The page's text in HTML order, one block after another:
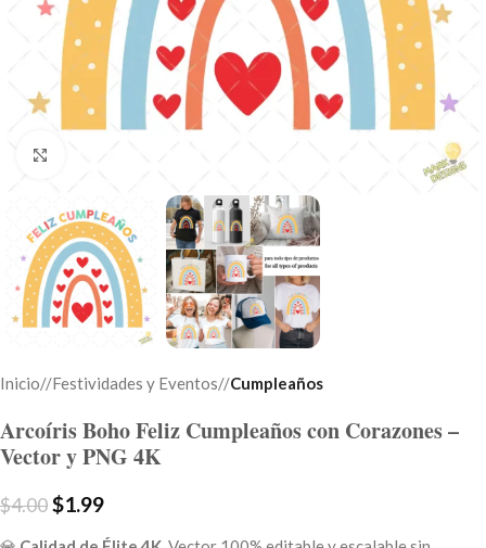
Inicio/ Festividades y Eventos/ Cumpleaños
Arcoíris Boho Feliz Cumpleaños con Corazones –
Vector y PNG 4K
$4.00$1.99